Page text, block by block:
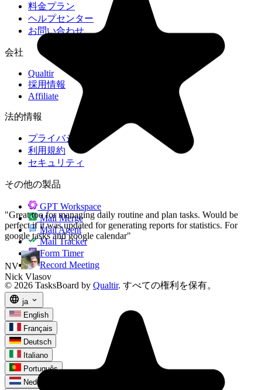
"Great too for managing daily routine and plan tasks. Would be
perfect if it was updated for generating reports for statistics. For
google tasks and google calendar"
Nick Vlasov
料金プラン
ヘルプセンター
お問い合わせ
会社
Qualtir
採用情報
Affiliate
法的情報
プライバシー
利用規約
セキュリティ
その他の製品
GPT Workspace
Mail Merge
Mail Agent
Mail Tracker
Form Timer
Record Meeting
© 2026 TasksBoard by Qualtir. すべての権利を保有。
language ja expand_more
English
Français
Deutsch
Italiano
Português
Nederlands